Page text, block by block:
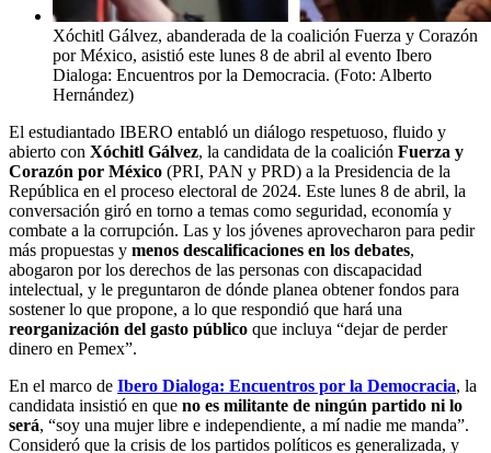
Xóchitl Gálvez, abanderada de la coalición Fuerza y Corazón
por México, asistió este lunes 8 de abril al evento Ibero
Dialoga: Encuentros por la Democracia. (Foto: Alberto
Hernández)
El estudiantado IBERO entabló un diálogo respetuoso, fluido y
abierto con Xóchitl Gálvez, la candidata de la coalición Fuerza y
Corazón por México (PRI, PAN y PRD) a la Presidencia de la
República en el proceso electoral de 2024. Este lunes 8 de abril, la
conversación giró en torno a temas como seguridad, economía y
combate a la corrupción. Las y los jóvenes aprovecharon para pedir
más propuestas y menos descalificaciones en los debates,
abogaron por los derechos de las personas con discapacidad
intelectual, y le preguntaron de dónde planea obtener fondos para
sostener lo que propone, a lo que respondió que hará una
reorganización del gasto público que incluya “dejar de perder
dinero en Pemex”.
En el marco de Ibero Dialoga: Encuentros por la Democracia, la
candidata insistió en que no es militante de ningún partido ni lo
será, “soy una mujer libre e independiente, a mí nadie me manda”.
Consideró que la crisis de los partidos políticos es generalizada, y